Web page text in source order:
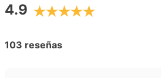
4.9
103 reseñas